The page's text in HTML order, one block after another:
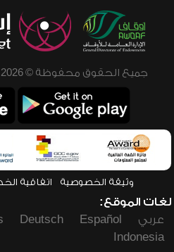
جميع الحقوق محفوظة © 2026 - 1998 لشبكة إسلام ويب
وثيقة الخصوصية اتفاقية
لغات الموقع:
عربي
Español
Deutsch
Indonesia